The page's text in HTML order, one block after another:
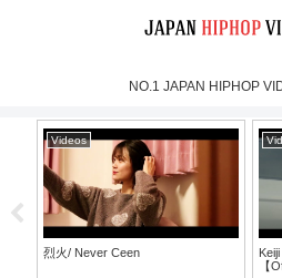
NO.1 JAPAN HIPHOP
Videos
烈火/ Never Ceen
【